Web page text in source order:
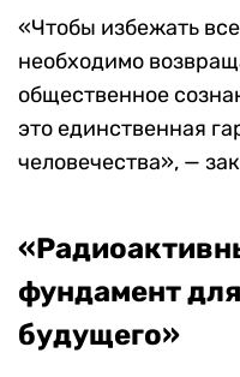
«Чтобы избежать
необходимо
общественное
это единственная
человечества», —
фундамент
будущего»